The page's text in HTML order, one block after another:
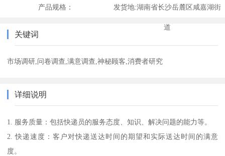
产品规格： 发货地:湖南省长沙岳麓区咸嘉湖街
道
关键词
市场调研,问卷调查,满意调查,神秘顾客,消费者研究
详细说明
1. 服务质量：包括快递员的服务态度、知识、解决问题的能力等。
2. 快递速度：客户对快递送达时间的期望和实际送达时间的满意
度。